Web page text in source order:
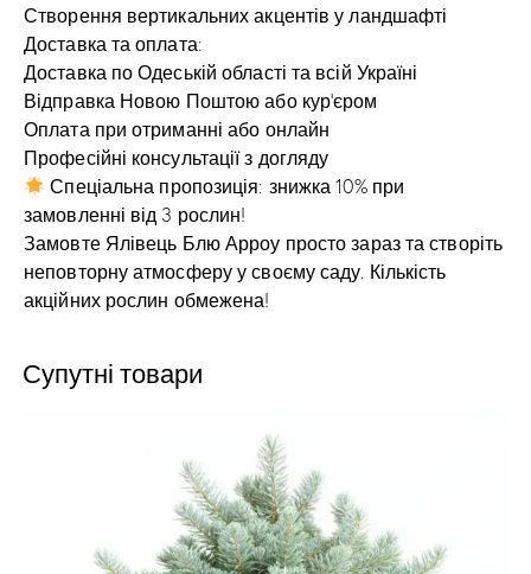
Створення вертикальних акцентів у ландшафті
Доставка та оплата:
Доставка по Одеській області та всій Україні
Відправка Новою Поштою або кур’єром
Оплата при отриманні або онлайн
Професійні консультації з догляду
Спеціальна пропозиція: знижка 10% при
замовленні від 3 рослин!
Замовте Ялівець Блю Арроу просто зараз та створіть
неповторну атмосферу у своєму саду. Кількість
акційних рослин обмежена!
Супутні товари